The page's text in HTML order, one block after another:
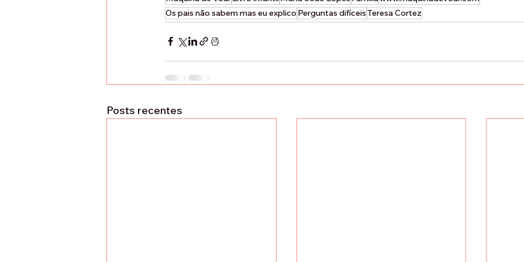
Os pais não sabem mas eu explicoPerguntas difíceisTeresa Cortez
Posts recentes